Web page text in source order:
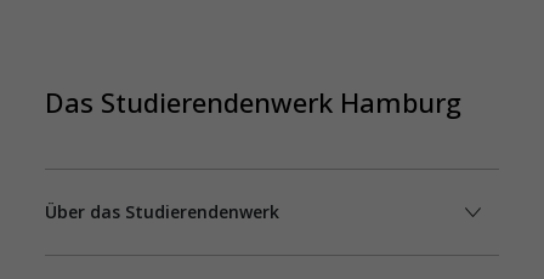
Das Studierendenwerk Hamburg
Über das Studierendenwerk